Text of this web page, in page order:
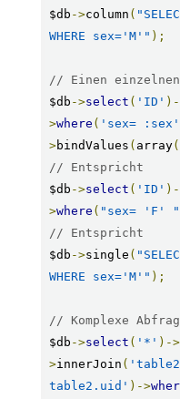
$db ->column (
WHERE sex='M'" );
// Einen
$db ->select ( 'ID' )-
>where ( 'sex= :sex'
>bindValues ( array(
// Entspricht
$db ->select ( 'ID' )-
>where ( "sex= 'F' "
// Entspricht
$db ->single (
WHERE sex='M'" );
// Komplexe
$db ->select ( '*' )->
>innerJoin (
table2.uid' )->